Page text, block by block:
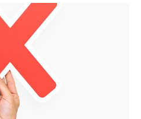
с улыбкой – подойдёт портрет
нескольких поколений в
несколько городов,
важными воспоминаниями;
объяснив связь с каждым
согласие с правилами
на сайте проекта. ‍Заявка
стать частью
участников обещают
в Москве. Персональную
скачать, сохранить и